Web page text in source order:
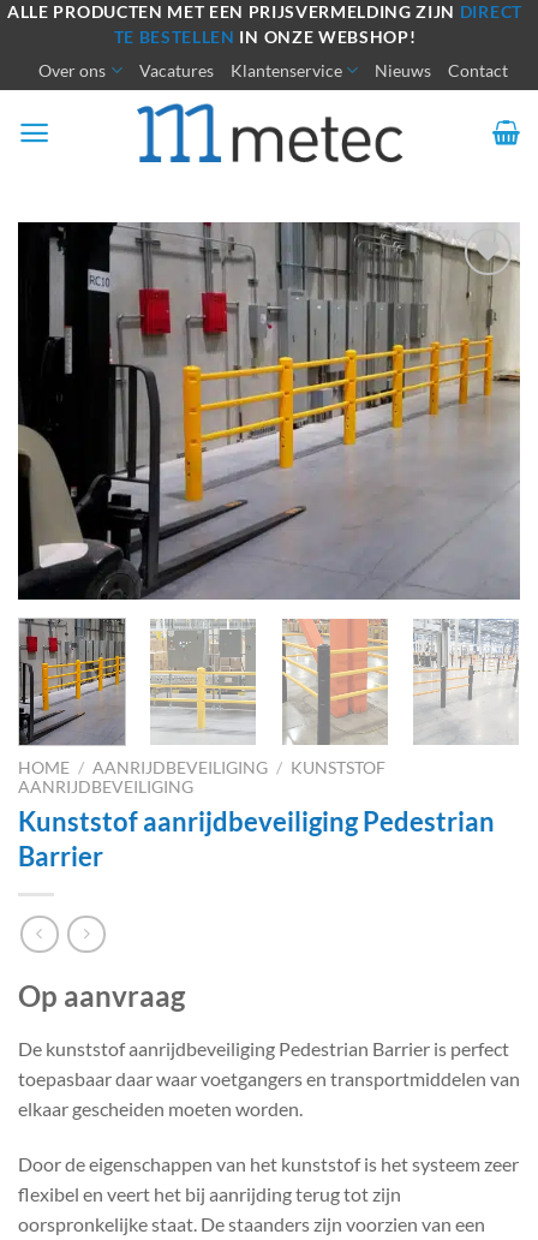
Ga
inhoud
ALLE PRODUCTEN MET EEN PRIJSVERMELDING ZIJN DIRECT
TE BESTELLEN IN ONZE WEBSHOP!
Over ons Vacatures Klantenservice Nieuws Contact
HOME / AANRIJDBEVEILIGING / KUNSTSTOF
AANRIJDBEVEILIGING
Kunststof aanrijdbeveiliging Pedestrian
Barrier
Op aanvraag
De kunststof aanrijdbeveiliging Pedestrian Barrier is perfect
toepasbaar daar waar voetgangers en transportmiddelen van
elkaar gescheiden moeten worden.
Door de eigenschappen van het kunststof is het systeem zeer
flexibel en veert het bij aanrijding terug tot zijn
oorspronkelijke staat. De staanders zijn voorzien van een